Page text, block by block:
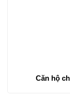
Căn hộ